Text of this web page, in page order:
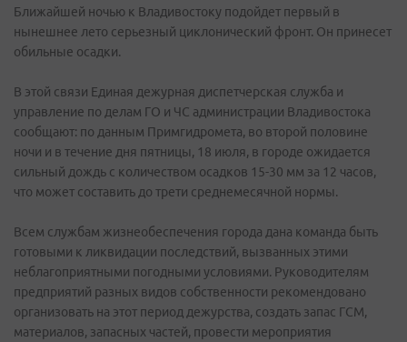
Ближайшей ночью к Владивостоку подойдет первый в
нынешнее лето серьезный циклонический фронт. Он принесет
обильные осадки.
В этой связи Единая дежурная диспетчерская служба и
управление по делам ГО и ЧС администрации Владивостока
сообщают: по данным Примгидромета, во второй половине
ночи и в течение дня пятницы, 18 июля, в городе ожидается
сильный дождь с количеством осадков 15-30 мм за 12 часов,
что может составить до трети среднемесячной нормы.
Всем службам жизнеобеспечения города дана команда быть
готовыми к ликвидации последствий, вызванных этими
неблагоприятными погодными условиями. Руководителям
предприятий разных видов собственности рекомендовано
организовать на этот период дежурства, создать запас ГСМ,
материалов, запасных частей, провести мероприятия